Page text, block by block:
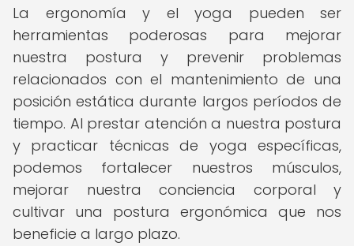
La ergonomía y el yoga pueden ser
herramientas poderosas para mejorar
nuestra postura y prevenir problemas
relacionados con el mantenimiento de una
posición estática durante largos períodos de
tiempo. Al prestar atención a nuestra postura
y practicar técnicas de yoga específicas,
podemos fortalecer nuestros músculos,
mejorar nuestra conciencia corporal y
cultivar una postura ergonómica que nos
beneficie a largo plazo.